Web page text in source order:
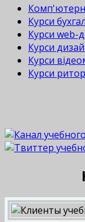
Курси
Курси web-
Курси
Курси
Курси